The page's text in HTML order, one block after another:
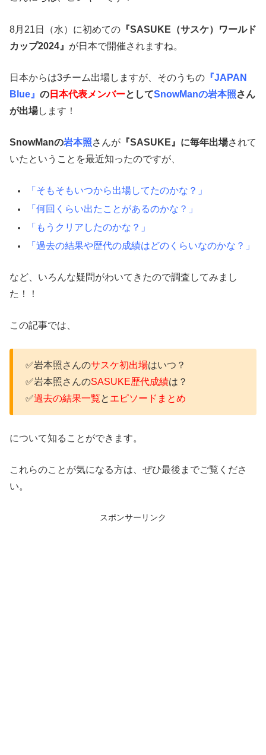
8月21日（水）に初めての 『SASUKE（サスケ）ワールド
カップ2024』 が日本で開催されますね。
日本からは3チーム出場しますが、そのうちの 『JAPAN
Blue』 の 日本代表メンバーとしてSnowManの岩本照さん
が出場します！
SnowManの岩本照さんが 『SASUKE 』 に毎年出場されて
いたということを最近知ったのですが、
「そもそもいつから出場してたのかな？」
「何回くらい出たことがあるのかな？」
「もうクリアしたのかな？」
「過去の結果や歴代の成績はどのくらいなのかな？」
など、いろんな疑問がわいてきたので調査してみまし
た！！
この記事では、
✅岩本照さんのサスケ初出場はいつ？
✅岩本照さんのSASUKE歴代成績は？
✅過去の結果一覧と エピソードまとめ
について知ることができます。
これらのことが気になる方は、ぜひ最後までご覧くださ
い。
スポンサーリンク